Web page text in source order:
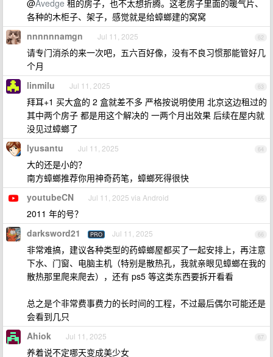
@Avedge 租的房子，也不太想折腾。这老房子里面的暖气片、
各种的木柜子、架子，感觉就是给蟑螂建的窝窝
62
nnnnnnamgn Jul 11, 2025
请专门消杀的来一次吧，五六百好像，没有不良习惯那能管好几
个月
63
linmilu Jul 11, 2025
拜耳+1 买大盒的 2 盒就差不多 严格按说明使用 北京这边租过的
其中两个房子 都是用这个解决的 一两个月出效果 后续在屋内就
没见过蟑螂了
64
lyusantu Jul 11, 2025
大的还是小的？
南方蟑螂推荐你用神奇药笔，蟑螂死得很快
65
youtubeCN Jul 11, 2025 via Android
2011 年的号？
66
darksword21 PRO Jul 11, 2025
非常难搞，建议各种类型的药蟑螂屋都买了一起安排上，再注意
下水、门窗、电脑主机（特别是散热孔，我就亲眼见蟑螂在我的
散热那里爬来爬去），还有 ps5 等这类东西要拆开看看
总之是个非常费事费力的长时间的工程，不过最后偶尔可能还是
会看到几只
67
Ahiok Jul 11, 2025
养着说不定哪天变成美少女